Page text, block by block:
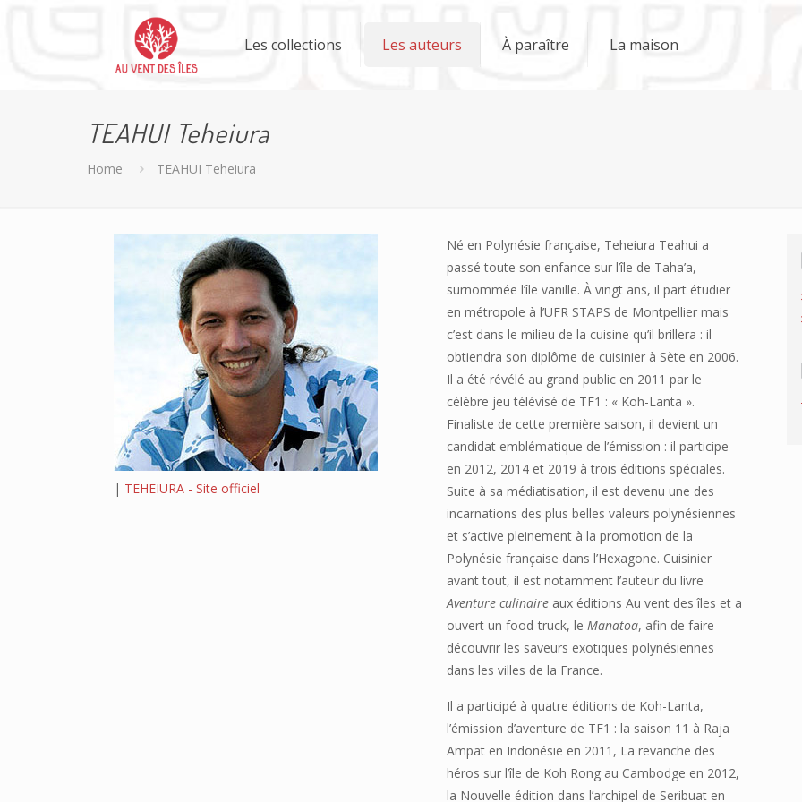
Les collections Les auteurs À paraître La maison
TEAHUI Teheiura
Home TEAHUI Teheiura
| TEHEIURA - Site officiel
Né en Polynésie française, Teheiura Teahui a
passé toute son enfance sur l’île de Taha’a,
surnommée l’île vanille. À vingt ans, il part étudier
en métropole à l’UFR STAPS de Montpellier mais
c’est dans le milieu de la cuisine qu’il brillera : il
obtiendra son diplôme de cuisinier à Sète en 2006.
Il a été révélé au grand public en 2011 par le
célèbre jeu télévisé de TF1 : « Koh-Lanta ».
Finaliste de cette première saison, il devient un
candidat emblématique de l’émission : il participe
en 2012, 2014 et 2019 à trois éditions spéciales.
Suite à sa médiatisation, il est devenu une des
incarnations des plus belles valeurs polynésiennes
et s’active pleinement à la promotion de la
Polynésie française dans l’Hexagone. Cuisinier
avant tout, il est notamment l’auteur du livre
Aventure culinaireaux éditions Au vent des îles et a
ouvert un food-truck, le Manatoa, afin de faire
découvrir les saveurs exotiques polynésiennes
dans les villes de la France.
Il a participé à quatre éditions de Koh-Lanta,
l’émission d’aventure de TF1 : la saison 11 à Raja
Ampat en Indonésie en 2011, La revanche des
héros sur l’île de Koh Rong au Cambodge en 2012,
la Nouvelle édition dans l’archipel de Seribuat en